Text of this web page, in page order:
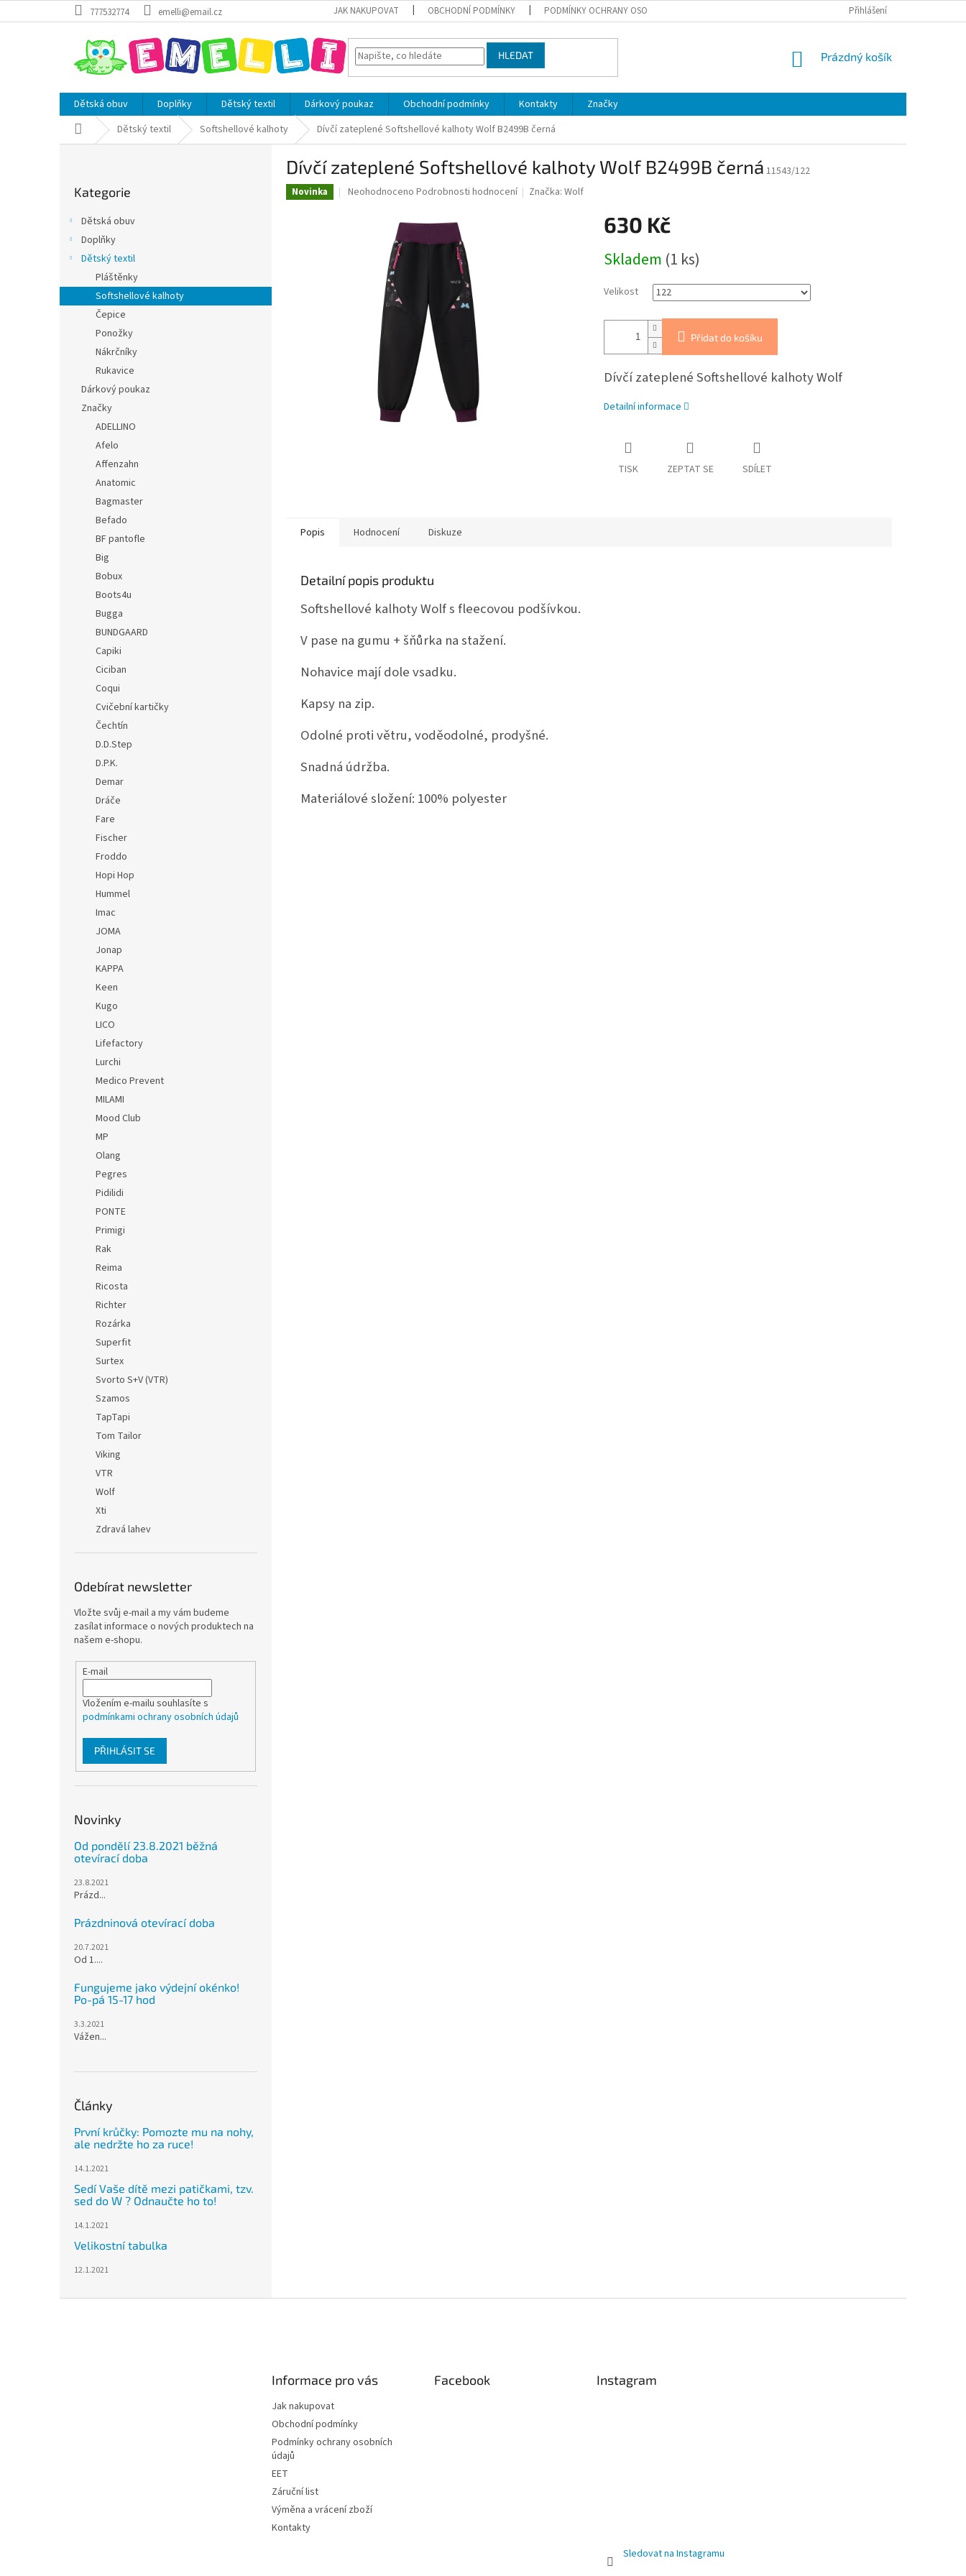
na
777532774 emelli@email.cz JAK NAKUPOVAT OBCHODNÍ PODMÍNKY PODMÍNKY OCHRANY OSOBNÍCH ÚDAJŮ VÝMĚNA A VRÁCENÍ ZBOŽÍ
Přihlášení
HLEDAT
NÁKUPNÍ
Prázdný košík
Dětská obuv Doplňky Dětský textil Dárkový poukaz Obchodní podmínky Kontakty
Značky
Domů Dětský textil Softshellové kalhoty Dívčí zateplené Softshellové kalhoty Wolf B2499B černá
a
kategorie
Kategorie
Dětská obuv
Doplňky
Dětský textil
Pláštěnky
Softshellové kalhoty
Čepice
Ponožky
Nákrčníky
Rukavice
Dárkový poukaz
Značky
ADELLINO
Afelo
Affenzahn
Anatomic
Bagmaster
Befado
BF pantofle
Big
Bobux
Boots4u
Bugga
BUNDGAARD
Capiki
Ciciban
Coqui
Cvičební kartičky
Čechtín
D.D.Step
D.P.K.
Demar
Dráče
Fare
Fischer
Froddo
Hopi Hop
Hummel
Imac
JOMA
Jonap
KAPPA
Keen
Kugo
LICO
Lifefactory
Lurchi
Medico Prevent
MILAMI
Mood Club
MP
Olang
Pegres
Pidilidi
PONTE
Primigi
Rak
Reima
Ricosta
Richter
Rozárka
Superfit
Surtex
Svorto S+V (VTR)
Szamos
TapTapi
Tom Tailor
Viking
VTR
Wolf
Xti
Zdravá lahev
Odebírat newsletter
Vložte svůj e-mail a my vám budeme
zasílat informace o nových produktech na
našem e-shopu.
E-mail
Vložením e-mailu souhlasíte s
podmínkami ochrany osobních údajů
PŘIHLÁSIT SE
Novinky
Od pondělí 23.8.2021 běžná
otevírací doba
23.8.2021
Prázd...
Prázdninová otevírací doba
20.7.2021
Od 1....
Fungujeme jako výdejní okénko!
Po-pá 15-17 hod
3.3.2021
Vážen...
Články
První krůčky: Pomozte mu na nohy,
ale nedržte ho za ruce!
14.1.2021
Sedí Vaše dítě mezi patičkami, tzv.
sed do W ? Odnaučte ho to!
14.1.2021
Velikostní tabulka
12.1.2021
Dívčí zateplené Softshellové kalhoty Wolf B2499B černá 11543/122
Novinka
Průměrné
hvězdiček.
Neohodnoceno Podrobnosti hodnocení Značka:Wolf
630 Kč
cena:
Skladem (1 ks)
Velikost
Přidat do košíku
Dívčí zateplené Softshellové kalhoty Wolf
Detailní informace
TISK ZEPTAT SE SDÍLET
Popis Hodnocení Diskuze
Detailní popis produktu
Softshellové kalhoty Wolf s fleecovou podšívkou.
V pase na gumu + šňůrka na stažení.
Nohavice mají dole vsadku.
Kapsy na zip.
Odolné proti větru, voděodolné, prodyšné.
Snadná údržba.
Materiálové složení: 100% polyester
Informace pro vás
Jak nakupovat
Obchodní podmínky
Podmínky ochrany osobních
údajů
EET
Záruční list
Výměna a vrácení zboží
Kontakty
Facebook Instagram
Sledovat na Instagramu